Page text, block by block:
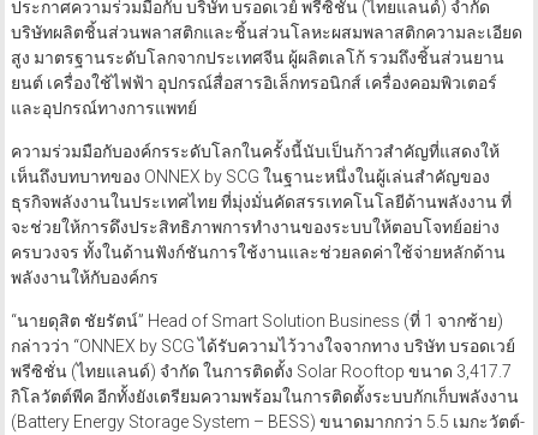
ประกาศความร่วมมือกับ บริษัท บรอดเวย์ พรีซิชั่น (ไทยแลนด์) จำกัด
บริษัทผลิตชิ้นส่วนพลาสติกและชิ้นส่วนโลหะผสมพลาสติกความละเอียด
สูง มาตรฐานระดับโลกจากประเทศจีน ผู้ผลิตเลโก้ รวมถึงชิ้นส่วนยาน
ยนต์ เครื่องใช้ไฟฟ้า อุปกรณ์สื่อสารอิเล็กทรอนิกส์ เครื่องคอมพิวเตอร์
และอุปกรณ์ทางการแพทย์
ความร่วมมือกับองค์กรระดับโลกในครั้งนี้นับเป็นก้าวสำคัญที่แสดงให้
เห็นถึงบทบาทของ ONNEX by SCG ในฐานะหนึ่งในผู้เล่นสำคัญของ
ธุรกิจพลังงานในประเทศไทย ที่มุ่งมั่นคัดสรรเทคโนโลยีด้านพลังงาน ที่
จะช่วยให้การดึงประสิทธิภาพการทำงานของระบบให้ตอบโจทย์อย่าง
ครบวงจร ทั้งในด้านฟังก์ชันการใช้งานและช่วยลดค่าใช้จ่ายหลักด้าน
พลังงานให้กับองค์กร
“นายดุสิต ชัยรัตน์” Head of Smart Solution Business (ที่ 1 จากซ้าย)
กล่าวว่า “ONNEX by SCG ได้รับความไว้วางใจจากทาง บริษัท บรอดเวย์
พรีซิชั่น (ไทยแลนด์) จำกัด ในการติดตั้ง Solar Rooftop ขนาด 3,417.7
กิโลวัตต์พีค อีกทั้งยังเตรียมความพร้อมในการติดตั้งระบบกักเก็บพลังงาน
(Battery Energy Storage System – BESS) ขนาดมากกว่า 5.5 เมกะวัตต์-